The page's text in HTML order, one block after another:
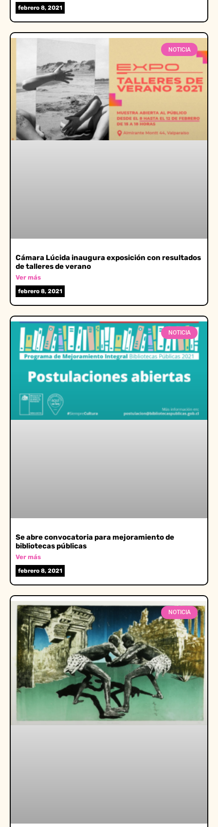
febrero 8, 2021
NOTICIA
Cámara Lúcida inaugura exposición con resultados
de talleres de verano
Ver más
febrero 8, 2021
NOTICIA
Se abre convocatoria para mejoramiento de
bibliotecas públicas
Ver más
febrero 8, 2021
NOTICIA